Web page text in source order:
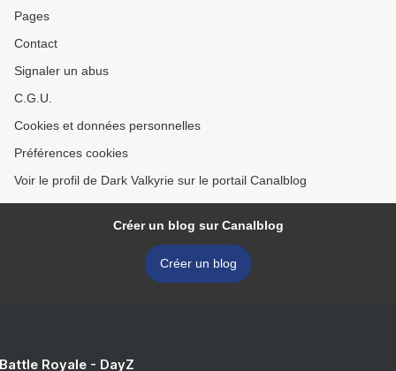
Pages
Contact
Signaler un abus
C.G.U.
Cookies et données personnelles
Préférences cookies
Voir le profil de Dark Valkyrie sur le portail Canalblog
Créer un blog sur Canalblog
Créer un blog
Royale - DayZ